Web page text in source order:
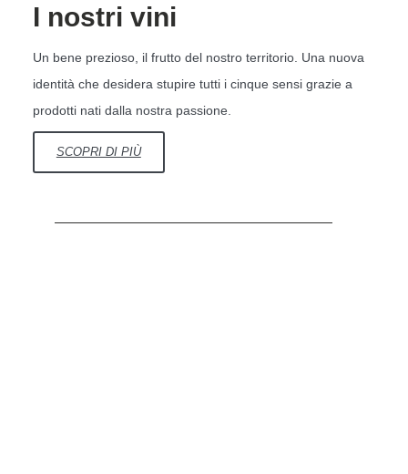
I nostri vini
Un bene prezioso, il frutto del nostro territorio. Una nuova
identità che desidera stupire tutti i cinque sensi grazie a
prodotti nati dalla nostra passione.
SCOPRI DI PIÙ